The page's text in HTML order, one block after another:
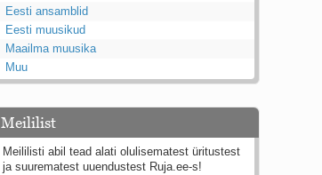
Eesti ansamblid
Eesti muusikud
Maailma muusika
Muu
Meililist
Meililisti abil tead alati olulisematest üritustest
ja suurematest uuendustest Ruja.ee-s!